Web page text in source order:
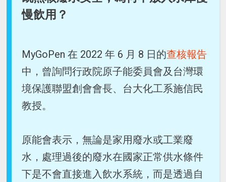
慢飲用？
MyGoPen 在 2022 年 6 月 8 日的查核報告
中，曾詢問行政院原子能委員會及台灣環
境保護聯盟創會會長、台大化工系施信民
教授。
原能會表示，無論是家用廢水或工業廢
水，處理過後的廢水在國家正常供水條件
下是不會直接進入飲水系統，而是透過自